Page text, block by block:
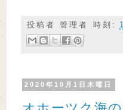
投稿者管理者 時刻:
2020年10月1日木曜日